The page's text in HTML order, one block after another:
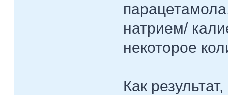
натрием/
некоторое
Как